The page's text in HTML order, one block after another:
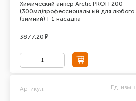
Химический анкер Arctic PROFI 200
(300мл)профессиональный для любого
(зимний) + 1 насадка
3877.20 ₽
Артикул: - Ед. изм.